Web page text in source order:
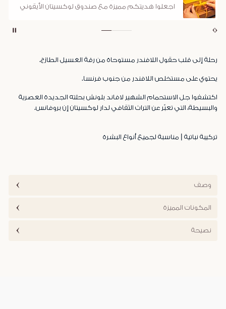
اجعلوا هديتكم مميزة مع صندوق لوكسيتان الأيقوني
رحلة إلى قلب حقول اللافندر مستوحاة من رقة الغسيل الطازج.
يحتوي على مستخلص اللافندر من جنوب فرنسا.
اكتشفوا جل الاستحمام الشهير لافاند بلونش بحلته الجديدة العصرية
والبسيطة، التي تعبّر عن التراث الثقافي لدار لوكسيتان إن بروفانس.
تركيبة نباتية | مناسبة لجميع أنواع البشرة
وصف
المكونات المميزة
نصيحة